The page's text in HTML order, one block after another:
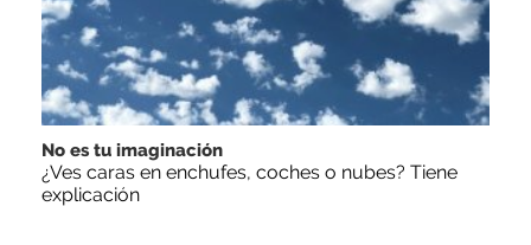
No es tu imaginación
¿Ves caras en enchufes, coches o nubes? Tiene
explicación